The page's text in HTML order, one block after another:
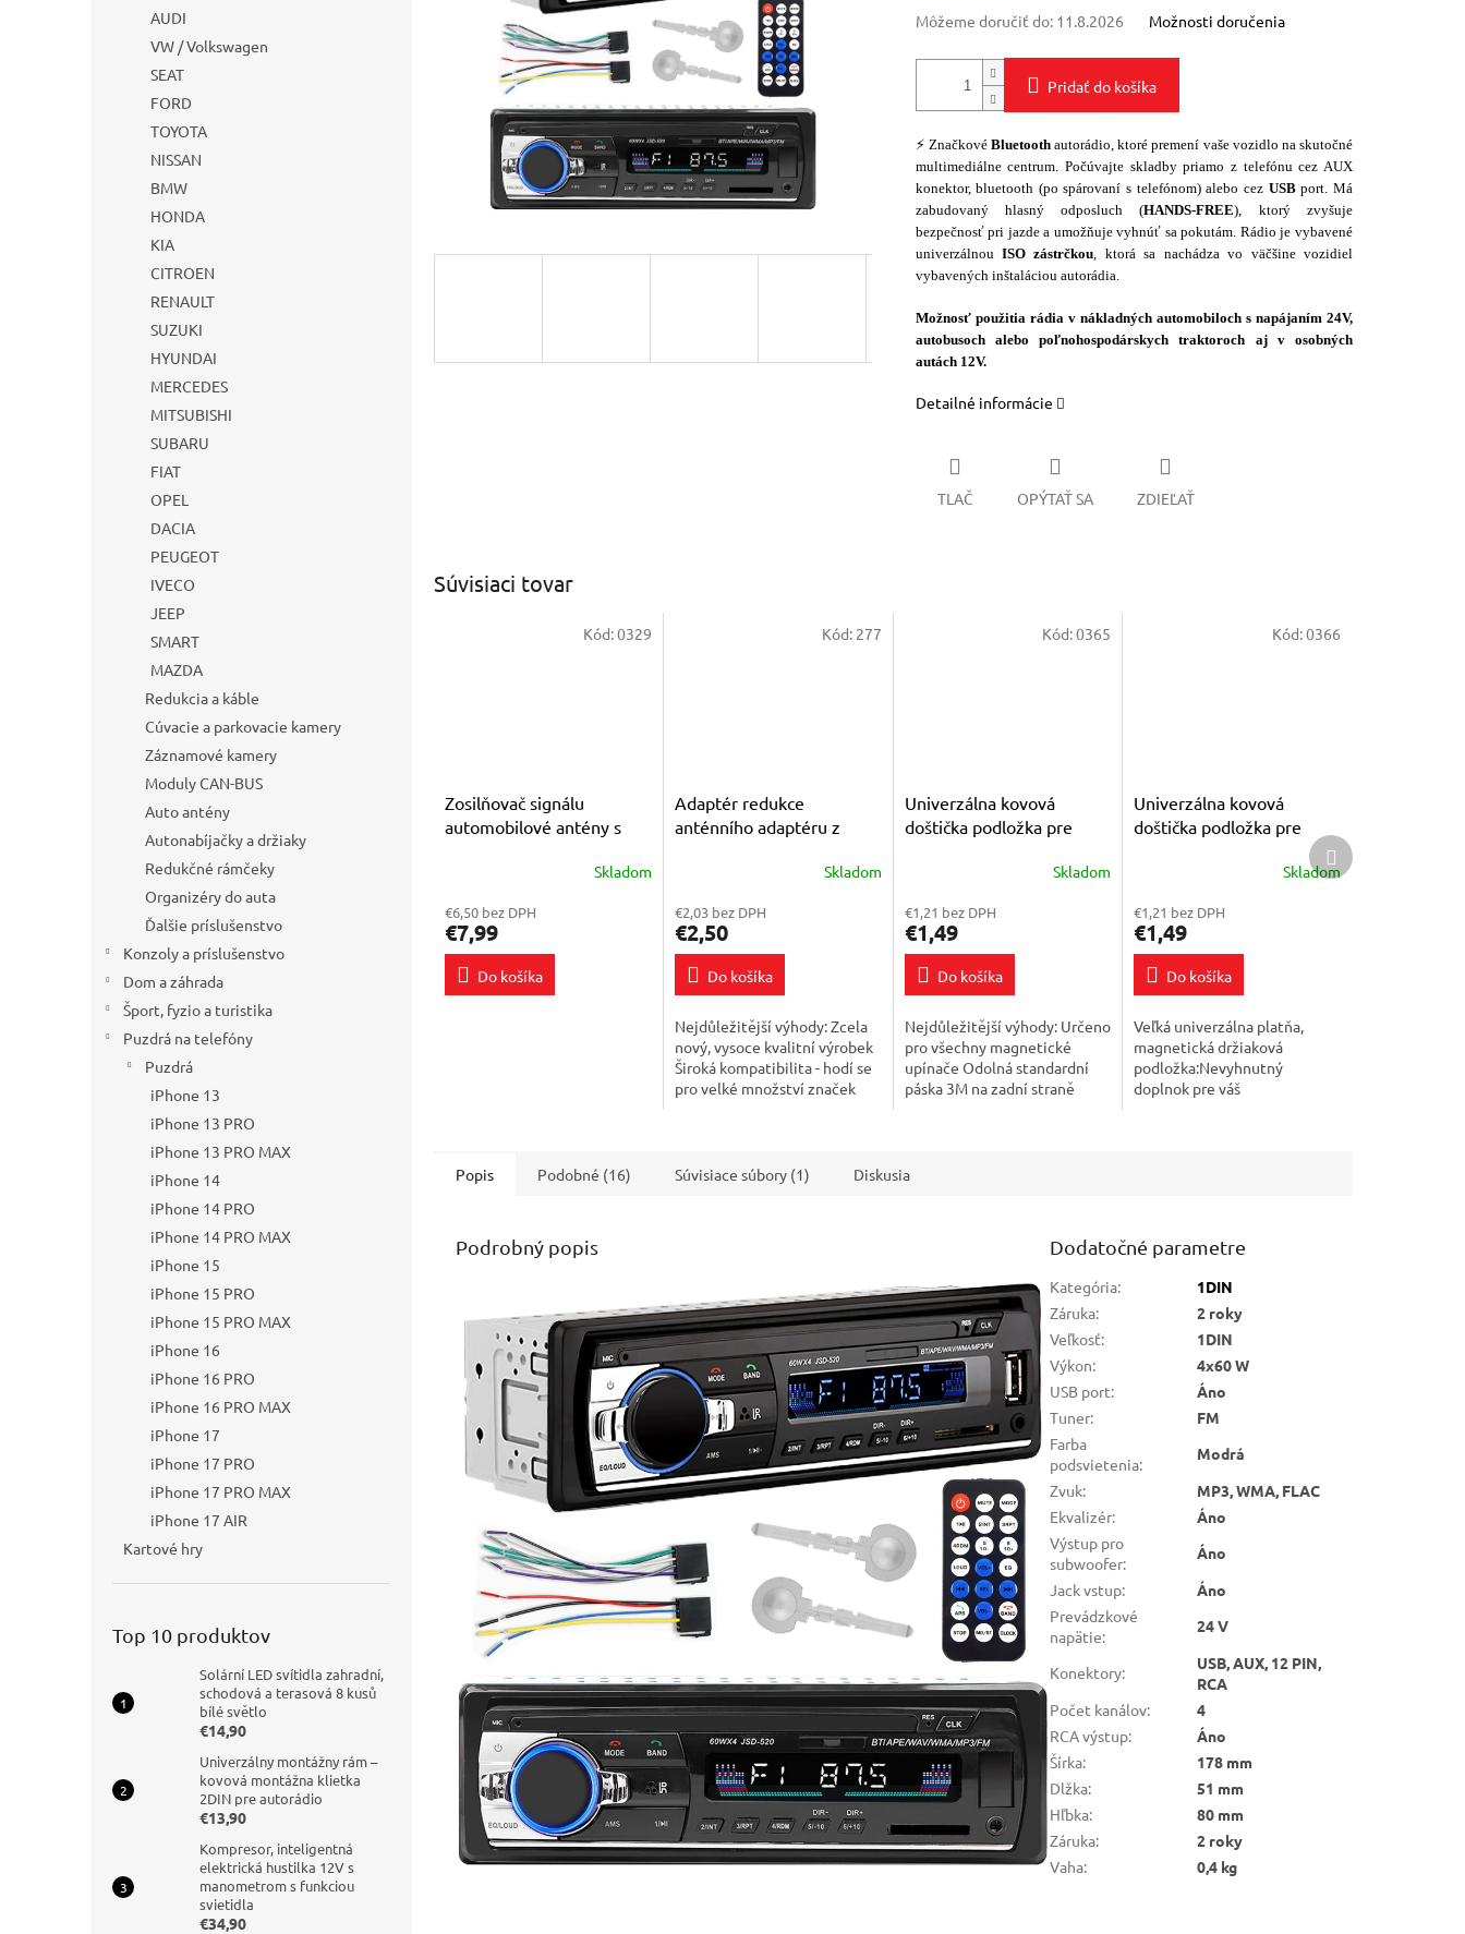
AUDI
VW / Volkswagen
SEAT
FORD
TOYOTA
NISSAN
BMW
HONDA
KIA
CITROEN
RENAULT
SUZUKI
HYUNDAI
MERCEDES
MITSUBISHI
SUBARU
FIAT
OPEL
DACIA
PEUGEOT
IVECO
JEEP
SMART
MAZDA
Redukcia a káble
Cúvacie a parkovacie kamery
Záznamové kamery
Moduly CAN-BUS
Auto antény
Autonabíjačky a držiaky
Redukčné rámčeky
Organizéry do auta
Ďalšie príslušenstvo
Konzoly a príslušenstvo
Dom a záhrada
Šport, fyzio a turistika
Puzdrá na telefóny
Puzdrá
iPhone 13
iPhone 13 PRO
iPhone 13 PRO MAX
iPhone 14
iPhone 14 PRO
iPhone 14 PRO MAX
iPhone 15
iPhone 15 PRO
iPhone 15 PRO MAX
iPhone 16
iPhone 16 PRO
iPhone 16 PRO MAX
iPhone 17
iPhone 17 PRO
iPhone 17 PRO MAX
iPhone 17 AIR
Kartové hry
Top 10 produktov
Solární LED svítidla zahradní,
schodová a terasová 8 kusů
bílé světlo
€14,90
Univerzálny montážny rám –
kovová montážna klietka
2DIN pre autorádio
€13,90
Kompresor, inteligentná
elektrická hustilka 12V s
manometrom s funkciou
svietidla
€34,90
Môžeme doručiť do: 11.8.2026 Možnosti doručenia
Pridať do košíka
⚡ Značkové Bluetoothautorádio, ktoré premení vaše vozidlo na skutočné
multimediálne centrum. Počúvajte skladby priamo z telefónu cez AUX
konektor, bluetooth (po spárovaní s telefónom) alebo cez USBport. Má
zabudovaný hlasný odposluch (HANDS-FREE), ktorý zvyšuje
bezpečnosť pri jazde a umožňuje vyhnúť sa pokutám. Rádio je vybavené
univerzálnou ISO zástrčkou, ktorá sa nachádza vo väčšine vozidiel
vybavených inštaláciou autorádia.
Možnosť použitia rádia v nákladných automobiloch s napájaním 24V,
autobusoch alebo poľnohospodárskych traktoroch aj v osobných
autách 12V.
Detailné informácie
TLAČ OPÝTAŤ SA ZDIEĽAŤ
Súvisiaci tovar
Zosilňovač signálu
automobilové antény s
produktu
je
4,2
5
Skladom
€6,50 bez DPH
€7,99
Do košíka
Kód:0329
Adaptér redukce
anténního adaptéru z
produktu
je
4,6
5
hviezdičiek.
Skladom
€2,03 bez DPH
€2,50
Do košíka
Nejdůležitější výhody: Zcela
nový, vysoce kvalitní výrobek
Široká kompatibilita - hodí se
pro velké množství značek
Kód: 277
Univerzálna kovová
doštička podložka pre
produktu
je
5,0
5
hviezdičiek.
Skladom
€1,21 bez DPH
€1,49
Do košíka
Nejdůležitější výhody: Určeno
pro všechny magnetické
upínače Odolná standardní
páska 3M na zadní straně
Kód:0365
Univerzálna kovová
doštička podložka pre
produktu
je
4,5
5
hviezdičiek.
Skladom
€1,21 bez DPH
€1,49
Do košíka
Veľká univerzálna platňa,
magnetická držiaková
podložka:Nevyhnutný
doplnok pre váš
Kód:0366
Ďalší
produkt
Popis Podobné (16) Súvisiace súbory (1) Diskusia
Podrobný popis Dodatočné parametre
Kategória:
1DIN
Záruka:
2 roky
Veľkosť:
1DIN
Výkon:
4x60 W
USB port:
Áno
Tuner:
FM
Farba
podsvietenia:
Modrá
Zvuk:
MP3, WMA, FLAC
Ekvalizér:
Áno
Výstup pro
subwoofer:
Áno
Jack vstup:
Áno
Prevádzkové
napätie:
24 V
Konektory:
USB, AUX, 12 PIN,
RCA
Počet kanálov:
4
RCA výstup:
Áno
Šírka:
178 mm
Dlžka:
51 mm
Hľbka:
80 mm
Záruka:
2 roky
Vaha: 0,4 kg